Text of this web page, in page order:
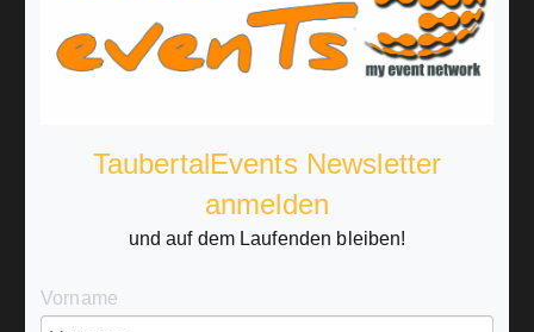
TaubertalEvents Newsletter
anmelden
und auf dem Laufenden bleiben!
Vorname